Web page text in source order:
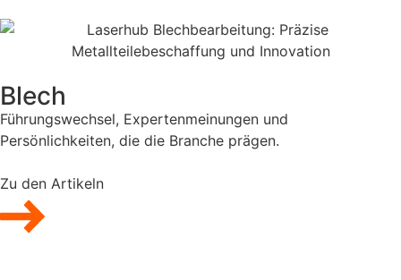
Blech
Führungswechsel, Expertenmeinungen und
Persönlichkeiten, die die Branche prägen.
Zu den Artikeln